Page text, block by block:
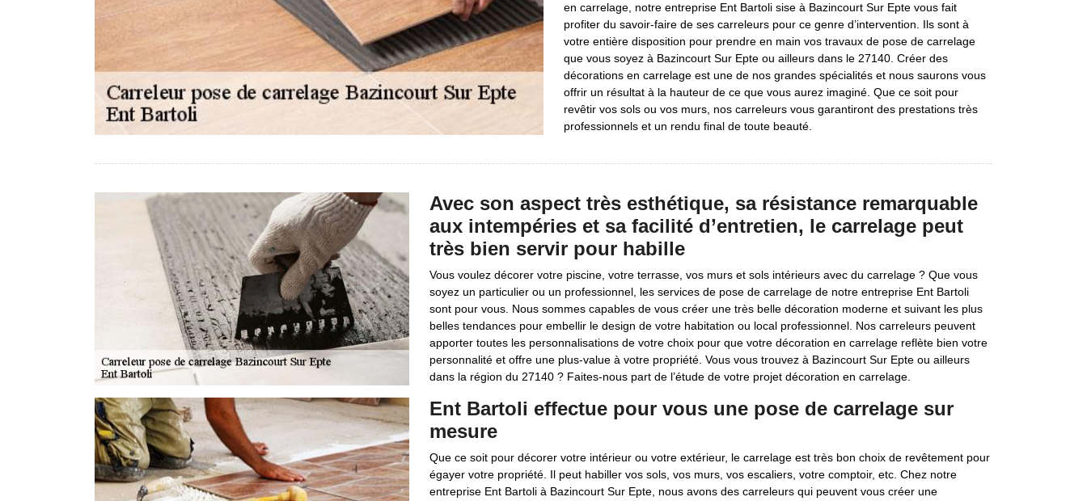
en carrelage, notre entreprise Ent Bartoli sise à Bazincourt Sur Epte vous fait
profiter du savoir-faire de ses carreleurs pour ce genre d’intervention. Ils sont à
votre entière disposition pour prendre en main vos travaux de pose de carrelage
que vous soyez à Bazincourt Sur Epte ou ailleurs dans le 27140. Créer des
décorations en carrelage est une de nos grandes spécialités et nous saurons vous
offrir un résultat à la hauteur de ce que vous aurez imaginé. Que ce soit pour
revêtir vos sols ou vos murs, nos carreleurs vous garantiront des prestations très
professionnels et un rendu final de toute beauté.
Avec son aspect très esthétique, sa résistance remarquable
aux intempéries et sa facilité d’entretien, le carrelage peut
très bien servir pour habille
Vous voulez décorer votre piscine, votre terrasse, vos murs et sols intérieurs avec du carrelage ? Que vous
soyez un particulier ou un professionnel, les services de pose de carrelage de notre entreprise Ent Bartoli
sont pour vous. Nous sommes capables de vous créer une très belle décoration moderne et suivant les plus
belles tendances pour embellir le design de votre habitation ou local professionnel. Nos carreleurs peuvent
apporter toutes les personnalisations de votre choix pour que votre décoration en carrelage reflète bien votre
personnalité et offre une plus-value à votre propriété. Vous vous trouvez à Bazincourt Sur Epte ou ailleurs
dans la région du 27140 ? Faites-nous part de l’étude de votre projet décoration en carrelage.
Ent Bartoli effectue pour vous une pose de carrelage sur
mesure
Que ce soit pour décorer votre intérieur ou votre extérieur, le carrelage est très bon choix de revêtement pour
égayer votre propriété. Il peut habiller vos sols, vos murs, vos escaliers, votre comptoir, etc. Chez notre
entreprise Ent Bartoli à Bazincourt Sur Epte, nous avons des carreleurs qui peuvent vous créer une